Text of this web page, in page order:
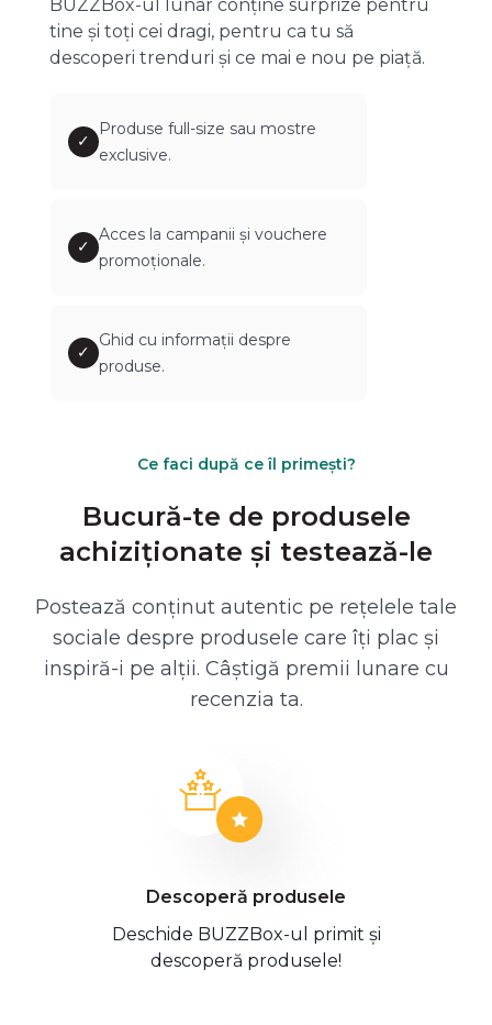
BUZZBox-ul lunar conține surprize pentru
tine și toți cei dragi, pentru ca tu să
descoperi trenduri și ce mai e nou pe piață.
✓
Produse full-size sau mostre
exclusive.
✓
Acces la campanii și vouchere
promoționale.
✓
Ghid cu informații despre
produse.
Ce faci după ce îl primești?
Bucură-te de produsele
achiziționate și testează-le
Postează conținut autentic pe rețelele tale
sociale despre produsele care îți plac și
inspiră-i pe alții. Câștigă premii lunare cu
recenzia ta.
Descoperă produsele
Deschide BUZZBox-ul primit și
descoperă produsele!